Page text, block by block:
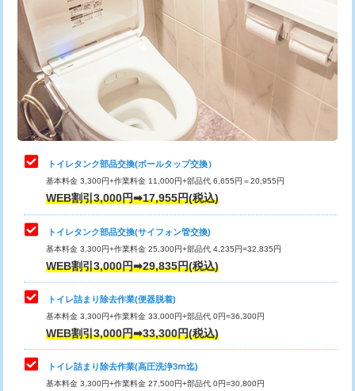
トイレタンク部品交換(ボールタップ交換）
基本料金 3,300円+作業料金 11,000円+部品代 6,655円＝20,955円
WEB割引3,000円➡17,955円(税込)
トイレタンク部品交換(サイフォン管交換)
基本料金 3,300円+作業料金 25,300円+部品代 4,235円=32,835円
WEB割引3,000円➡29,835円(税込)
トイレ詰まり除去作業(便器脱着)
基本料金 3,300円+作業料金 33,000円+部品代 0円=36,300円
WEB割引3,000円➡33,300円(税込)
トイレ詰まり除去作業(高圧洗浄3ⅿ迄)
基本料金 3,300円+作業料金 27,500円+部品代 0円=30,800円